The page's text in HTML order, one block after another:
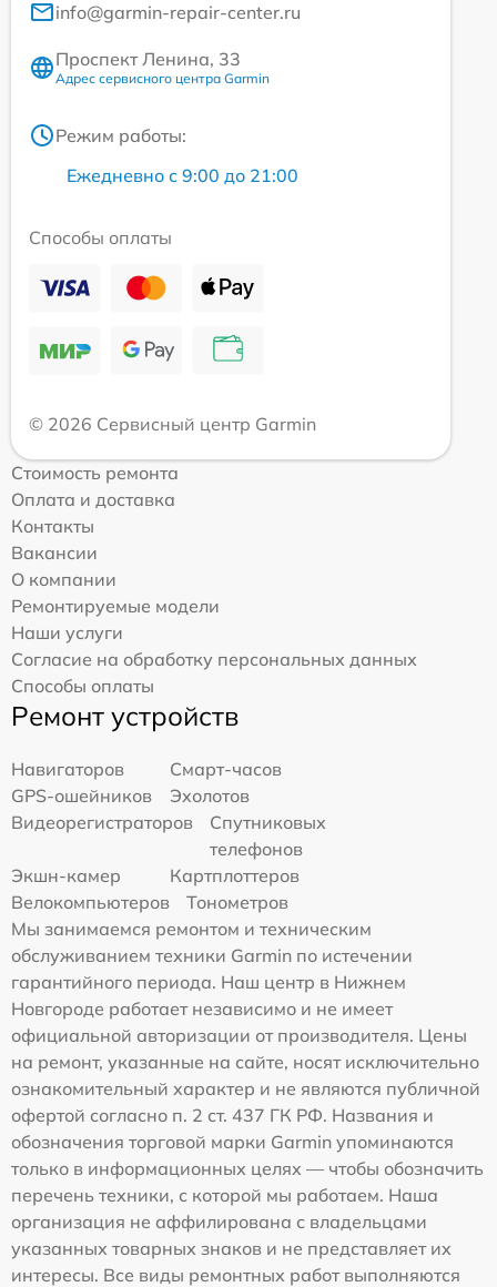
info@garmin-repair-center.ru
Проспект Ленина, 33
Адрес сервисного центра Garmin
Режим работы:
Ежедневно с 9:00 до 21:00
Способы оплаты
© 2026 Сервисный центр Garmin
Стоимость ремонта
Оплата и доставка
Контакты
Вакансии
О компании
Ремонтируемые модели
Наши услуги
Согласие на обработку персональных данных
Способы оплаты
Ремонт устройств
Навигаторов
Смарт-часов
GPS-ошейников
Эхолотов
Видеорегистраторов
Спутниковых
телефонов
Экшн-камер
Картплоттеров
Велокомпьютеров
Тонометров
Мы занимаемся ремонтом и техническим
обслуживанием техники Garmin по истечении
гарантийного периода. Наш центр в Нижнем
Новгороде работает независимо и не имеет
официальной авторизации от производителя. Цены
на ремонт, указанные на сайте, носят исключительно
ознакомительный характер и не являются публичной
офертой согласно п. 2 ст. 437 ГК РФ. Названия и
обозначения торговой марки Garmin упоминаются
только в информационных целях — чтобы обозначить
перечень техники, с которой мы работаем. Наша
организация не аффилирована с владельцами
указанных товарных знаков и не представляет их
интересы. Все виды ремонтных работ выполняются